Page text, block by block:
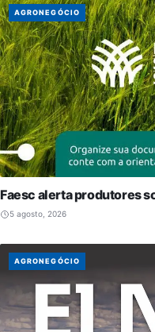
AGRONEGÓCIO
Faesc alerta produtores
5 agosto, 2026
AGRONEGÓCIO